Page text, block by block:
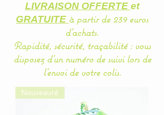
LIVRAISON OFFERTE et
GRATUITE à partir de 239 euros
d'achats.
Rapidité, sécurité, traçabilité : vous
disposez d'un numérode suivi lors de
l'envoi de votre colis.
Nouveauté